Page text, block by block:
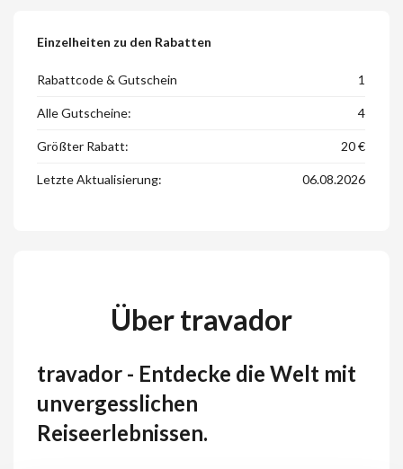
Einzelheiten zu den Rabatten
Rabattcode & Gutschein 1
Alle Gutscheine: 4
Größter Rabatt: 20 €
Letzte Aktualisierung: 06.08.2026
Über travador
travador - Entdecke die Welt mit
unvergesslichen
Reiseerlebnissen.